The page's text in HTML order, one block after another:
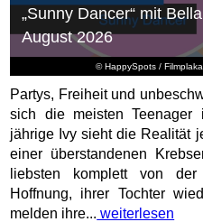
© HappySpots /
„Sunny Dancer“ mit
August 2026
Partys, Freiheit und
sich die meisten
jährige Ivy sieht die Realität
einer überstandenen
liebsten komplett von
Hoffnung, ihrer Tochter
melden ihre... weiterlesen